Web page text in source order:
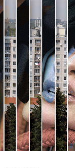
Pro děti
edu
Vše o ČT